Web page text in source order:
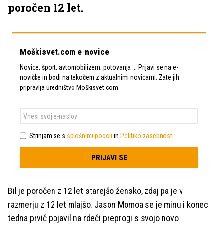
poročen 12 let.
Moškisvet.com e-novice
Novice, šport, avtomobilizem, potovanja ... Prijavi se na e-
novičke in bodi na tekočem z aktualnimi novicami. Zate jih
pripravlja uredništvo Moškisvet.com.
Strinjam se s splošnimi pogoji in Politiko zasebnosti
PRIJAVI SE
Bil je poročen z 12 let starejšo žensko, zdaj pa je v
razmerju z 12 let mlajšo. Jason Momoa se je minuli konec
tedna prvič pojavil na rdeči preprogi s svojo novo